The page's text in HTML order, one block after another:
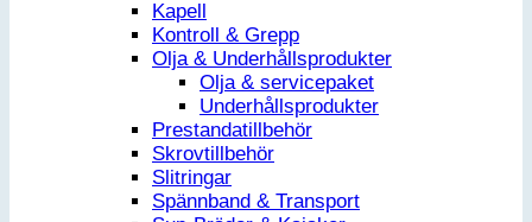
Kapell
Kontroll & Grepp
Olja & Underhållsprodukter
Olja & servicepaket
Underhållsprodukter
Prestandatillbehör
Skrovtillbehör
Slitringar
Spännband & Transport